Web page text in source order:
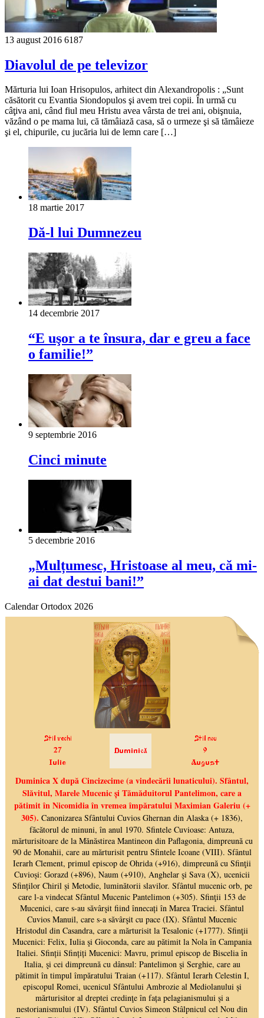
13 august 2016 6187
Diavolul de pe televizor
Mărturia lui Ioan Hrisopulos, arhitect din Alexandropolis : „Sunt
căsătorit cu Evantia Siondopulos şi avem trei copii. În urmă cu
câţiva ani, când fiul meu Hristu avea vârsta de trei ani, obişnuia,
văzând o pe mama lui, că tămâiază casa, să o urmeze şi să tămâieze
şi el, chipurile, cu jucăria lui de lemn care […]
18 martie 2017
Dă-l lui Dumnezeu
14 decembrie 2017
“E uşor a te însura, dar e greu a face
o familie!”
9 septembrie 2016
Cinci minute
5 decembrie 2016
„Mulțumesc, Hristoase al meu, că mi-
ai dat destui bani!”
Calendar Ortodox 2026